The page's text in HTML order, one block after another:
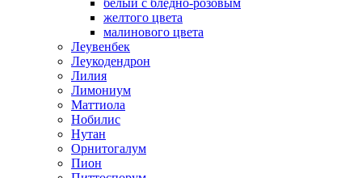
белый с бледно-розовым
желтого цвета
малинового цвета
Леувенбек
Леукодендрон
Лилия
Лимониум
Маттиола
Нобилис
Нутан
Орнитогалум
Пион